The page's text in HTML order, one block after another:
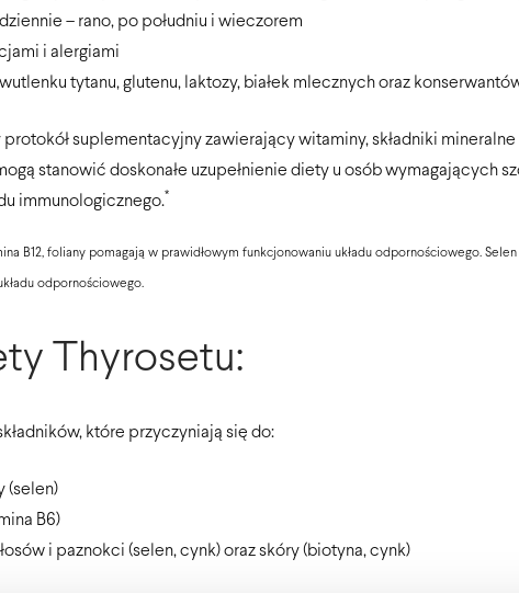
– rano, po południu i wieczorem
i alergiami
tytanu, glutenu, laktozy, białek mlecznych oraz
suplementacyjny zawierający witaminy, składniki mineralne
stanowić doskonałe uzupełnienie diety u osób wymagających
immunologicznego.*
B12, foliany pomagają w prawidłowym funkcjonowaniu układu odpornościowego.
odpornościowego.
Thyrosetu:
które przyczyniają się do:
(selen)
B6)
i paznokci (selen, cynk) oraz skóry (biotyna, cynk)